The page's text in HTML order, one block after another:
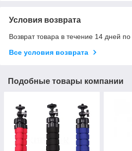
Условия возврата
Возврат товара в течение 14 дней
Все условия возврата
Подобные товары компании